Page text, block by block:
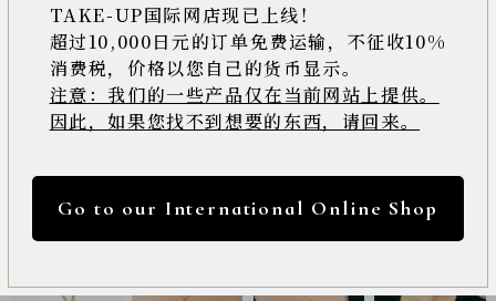
登
録
>>
Online
Shop
Item
TAKE-UP国际网店现已上线！
超过10,000日元的订单免费运输，不征收10%
消费税，价格以您自己的货币显示。
注意：我们的一些产品仅在当前网站上提供。
因此，如果您找不到想要的东西，请回来。
Go to our International Online Shop